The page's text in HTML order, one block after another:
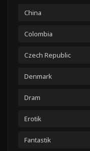
China
Colombia
Czech Republic
Denmark
Dram
Erotik
Fantastik